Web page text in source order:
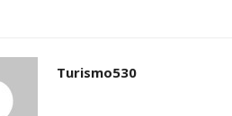
Turismo530